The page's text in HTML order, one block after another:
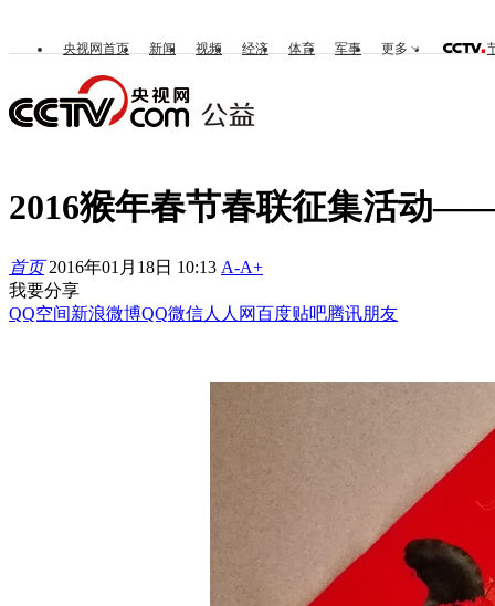
央视网首页 新闻 视频 经济 体育 军事 更多
2016猴年春节春联征集活动
首页 2016年01月18日 10:13 A-A+
我要分享
QQ空间新浪微博QQ微信人人网百度贴吧腾讯朋友